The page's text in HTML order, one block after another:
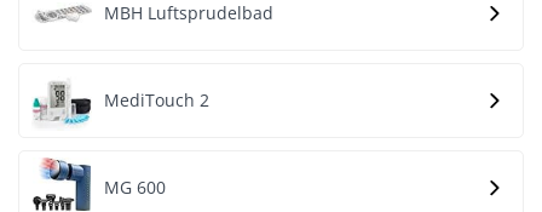
MBH Luftsprudelbad
MediTouch 2
MG 600